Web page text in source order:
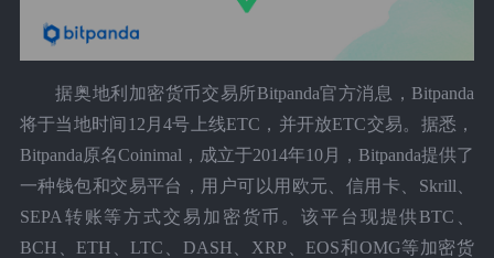
据奥地利加密货币交易所Bitpanda官方消息，Bitpanda
将于当地时间12月4号上线ETC，并开放ETC交易。据悉，
Bitpanda原名Coinimal，成立于2014年10月，Bitpanda提供了
一种钱包和交易平台，用户可以用欧元、信用卡、Skrill、
SEPA转账等方式交易加密货币。该平台现提供BTC、
BCH、ETH、LTC、DASH、XRP、EOS和OMG等加密货